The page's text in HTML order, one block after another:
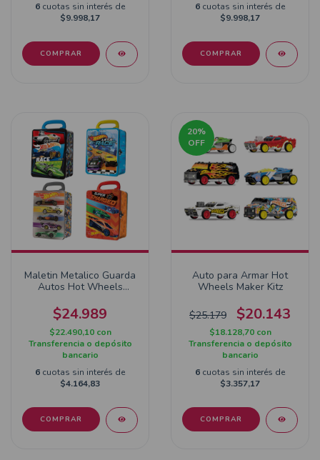
6 cuotas sin interés de
$9.998,17
6 cuotas sin interés de
$9.998,17
Maletin Metalico Guarda
Autos Hot Wheels
$24.989
$22.490,10 con
Transferencia o depósito
bancario
6 cuotas sin interés de
$4.164,83
COMPRAR
20%
OFF
Auto para Armar Hot
Wheels Maker Kitz
$25.179 $20.143
$18.128,70 con
Transferencia o depósito
bancario
6 cuotas sin interés de
$3.357,17
COMPRAR